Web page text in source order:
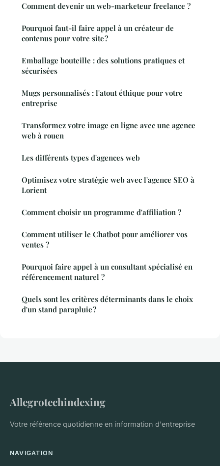
Comment devenir un web-marketeur freelance ?
Pourquoi faut-il faire appel à un créateur de
contenus pour votre site ?
Emballage bouteille : des solutions pratiques et
sécurisées
Mugs personnalisés : l'atout éthique pour votre
entreprise
Transformez votre image en ligne avec une agence
web à rouen
Les différents types d'agences web
Optimisez votre stratégie web avec l'agence SEO à
Lorient
Comment choisir un programme d'affiliation ?
Comment utiliser le Chatbot pour améliorer vos
ventes ?
Pourquoi faire appel à un consultant spécialisé en
référencement naturel ?
Quels sont les critères déterminants dans le choix
d'un stand parapluie ?
Allegrotechindexing
Votre référence quotidienne en information d'entreprise
NAVIGATION